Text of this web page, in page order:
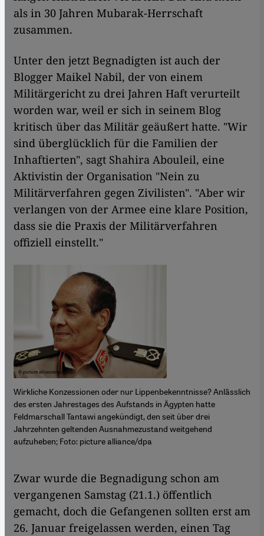
als in 30 Jahren Mubarak-Herrschaft
zusammen.
Unter den jetzt Begnadigten ist auch der
Blogger Maikel Nabil, der von einem
Militärgericht zu drei Jahren Haft verurteilt
worden war, weil er sich in seinem Blog
kritisch über das Militär geäußert hatte. "Wir
sind überglücklich für die Familien der
Inhaftierten", sagt Shahira Abouleil, eine
Aktivistin der Organisation "Nein zu
Militärverfahren gegen Zivilisten". "Aber wir
verlangen von der Armee eine klare Position,
dass sie die Praxis der Militärverfahren
offiziell einstellt."
Wirkliche Konzessionen oder nur Lippenbekenntnisse? Anlässlich
des ersten Jahrestages des Aufstands in Ägypten hatte
Feldmarschall Tantawi angekündigt, den seit über drei
Jahrzehnten geltenden Ausnahmezustand weitgehend
aufzuheben; Foto: picture alliance/dpa
​​Zwar wurde die Begnadigung schon am
vergangenen Samstag (21.1.) öffentlich
gemacht, doch die Gefangenen sollten erst am
26. Januar freigelassen werden, einen Tag